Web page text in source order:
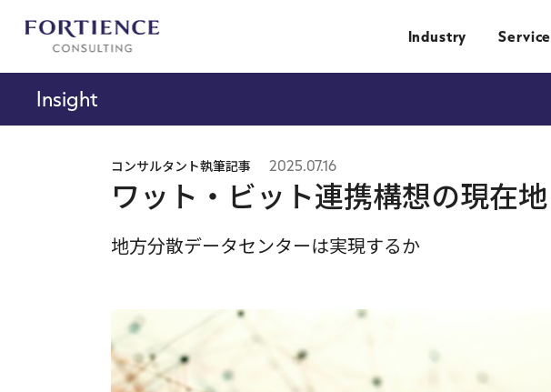
Industry Service
Insight
ワット・ビット連携構想の現在地
地方分散データセンターは実現するか
コンサルタント執筆記事
2025.07.16